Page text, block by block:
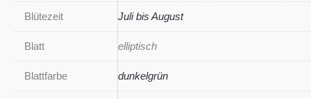
Blütezeit Juli bis August
Blatt elliptisch
Blattfarbe dunkelgrün